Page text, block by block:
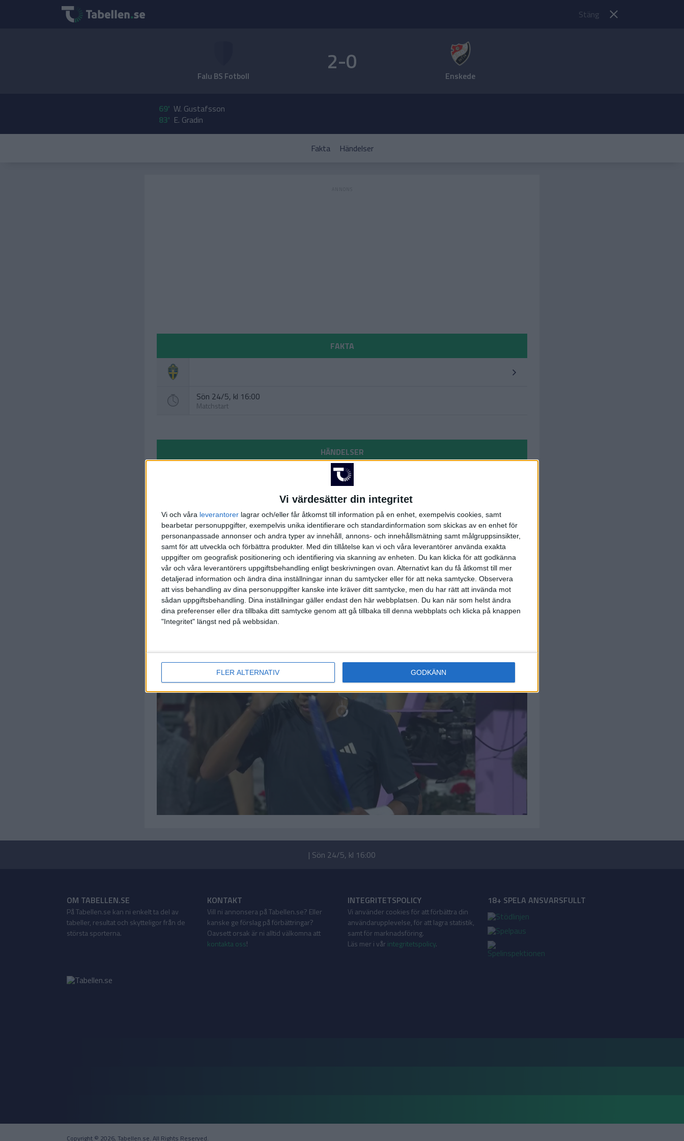
Vi värdesätter din integritet
Vi och våra leverantorer lagrar och/eller får åtkomst till information på en enhet, exempelvis cookies, samt
bearbetar personuppgifter, exempelvis unika identifierare och standardinformation som skickas av en enhet för
personanpassade annonser och andra typer av innehåll, annons- och innehållsmätning samt målgruppsinsikter,
samt för att utveckla och förbättra produkter. Med din tillåtelse kan vi och våra leverantörer använda exakta
uppgifter om geografisk positionering och identifiering via skanning av enheten. Du kan klicka för att godkänna
vår och våra leverantörers uppgiftsbehandling enligt beskrivningen ovan. Alternativt kan du få åtkomst till mer
detaljerad information och ändra dina inställningar innan du samtycker eller för att neka samtycke. Observera
att viss behandling av dina personuppgifter kanske inte kräver ditt samtycke, men du har rätt att invända mot
sådan uppgiftsbehandling. Dina inställningar gäller endast den här webbplatsen. Du kan när som helst ändra
dina preferenser eller dra tillbaka ditt samtycke genom att gå tillbaka till denna webbplats och klicka på knappen
"Integritet" längst ned på webbsidan.
FLER ALTERNATIV GODKÄNN
Stäng
Falu BS Fotboll 2-0 Enskede
69' W. Gustafsson
83' E. Gradin
Fakta Händelser
FAKTA
Sön 24/5, kl 16:00
Matchstart
HÄNDELSER
1:a halvlek
Inga händelser
2:a halvlek
69 min
W. Gustafsson
83 min
E. Gradin
| Sön 24/5, kl 16:00
OM TABELLEN.SE
På Tabellen.se kan ni enkelt ta del av
tabeller, resultat och skytteligor från de
största sporterna.
KONTAKT
Vill ni annonsera på Tabellen.se? Eller
kanske ge förslag på förbättringar?
Oavsett orsak är ni alltid välkomna att
kontakta oss!
INTEGRITETSPOLICY
Vi använder cookies för att förbättra din
användarupplevelse, för att lagra statistik,
samt för marknadsföring.
Läs mer i vår integritetspolicy.
18+ SPELA ANSVARSFULLT
Copyright © 2026, Tabellen.se. All Rights Reserved.